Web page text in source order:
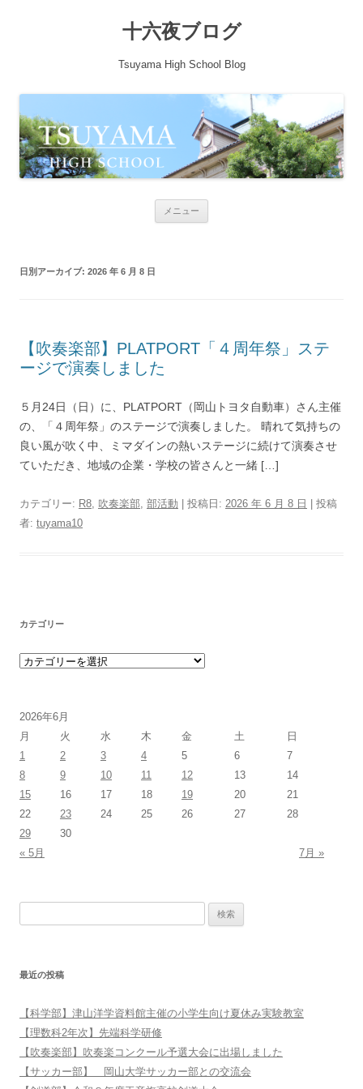
十六夜ブログ
Tsuyama High School Blog
メニュー
日別アーカイブ: 2026 年 6 月 8 日
【吹奏楽部】PLATPORT「４周年祭」ステ
ージで演奏しました
５月24日（日）に、PLATPORT（岡山トヨタ自動車）さん主催
の、「４周年祭」のステージで演奏しました。 晴れて気持ちの
良い風が吹く中、ミマダインの熱いステージに続けて演奏させ
ていただき、地域の企業・学校の皆さんと一緒 […]
カテゴリー: R8, 吹奏楽部, 部活動 | 投稿日: 2026 年 6 月 8 日
投稿
者: tuyama10
カテゴリー
カテゴリー
2026年6月
月
火 水 木 金 土 日
« 5月 7月 »
1 2 3 4 5 6
7
8
9 10 11 12 13
14
15
16 17 18 19 20
21
22
23 24 25 26 27
28
29
30
最近の投稿
【科学部】津山洋学資料館主催の小学生向け夏休み実験教室
【理数科2年次】先端科学研修
【吹奏楽部】吹奏楽コンクール予選大会に出場しました
【サッカー部】 岡山大学サッカー部との交流会